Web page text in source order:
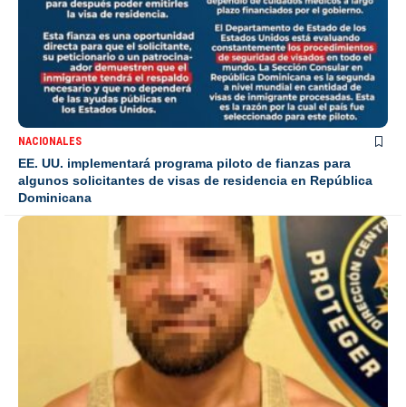
NACIONALES
EE. UU. implementará programa piloto de fianzas para
algunos solicitantes de visas de residencia en República
Dominicana